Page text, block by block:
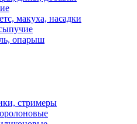
макуха, насадки
опарыш
стримеры